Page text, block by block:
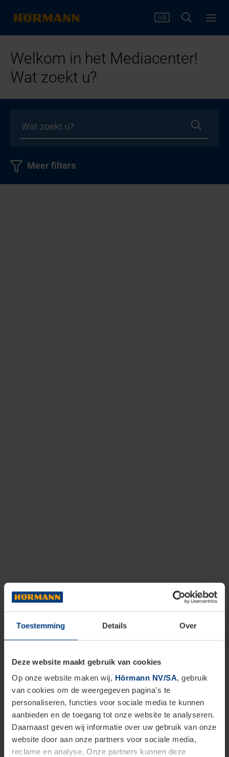
Toestemming Details Over
Deze website maakt gebruik van cookies
Op onze website maken wij, Hörmann NV/SA, gebruik
van cookies om de weergegeven pagina's te
personaliseren, functies voor sociale media te kunnen
aanbieden en de toegang tot onze website te analyseren.
Daarnaast geven wij informatie over uw gebruik van onze
website door aan onze partners voor sociale media,
reclame en analyse. Onze partners kunnen deze
Welkom in het Mediacenter!
Wat zoekt u?
Meer filters